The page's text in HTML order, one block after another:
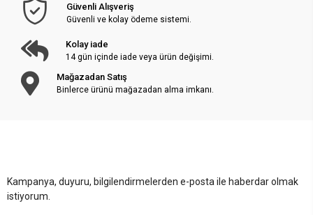
Güvenli Alışveriş
Güvenli ve kolay ödeme sistemi.
Kolay iade
14 gün içinde iade veya ürün değişimi.
Mağazadan Satış
Binlerce ürünü mağazadan alma imkanı.
Kampanya, duyuru, bilgilendirmelerden e-posta ile haberdar olmak
istiyorum.